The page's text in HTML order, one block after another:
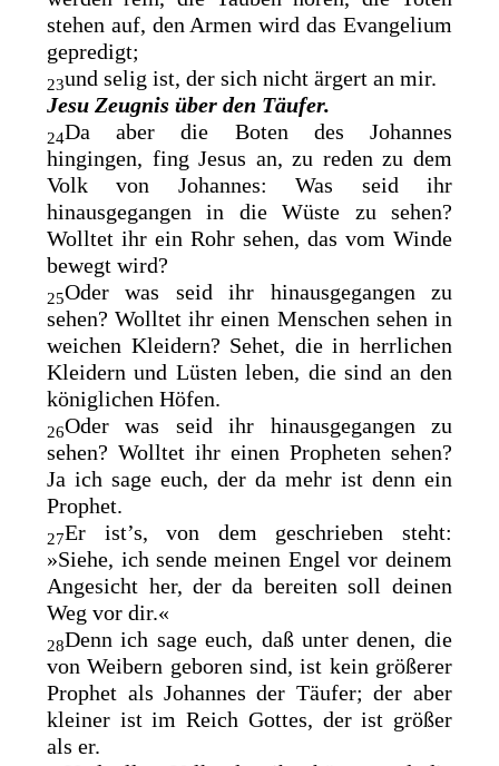
stehen auf, den Armen wird das Evangelium
gepredigt;
23und selig ist, der sich nicht ärgert an mir.
Jesu Zeugnis über den Täufer.
24Da aber die Boten des Johannes
hingingen, fing Jesus an, zu reden zu dem
Volk von Johannes: Was seid ihr
hinausgegangen in die Wüste zu sehen?
Wolltet ihr ein Rohr sehen, das vom Winde
bewegt wird?
25Oder was seid ihr hinausgegangen zu
sehen? Wolltet ihr einen Menschen sehen in
weichen Kleidern? Sehet, die in herrlichen
Kleidern und Lüsten leben, die sind an den
königlichen Höfen.
26Oder was seid ihr hinausgegangen zu
sehen? Wolltet ihr einen Propheten sehen?
Ja ich sage euch, der da mehr ist denn ein
Prophet.
27Er ist’s, von dem geschrieben steht:
»Siehe, ich sende meinen Engel vor deinem
Angesicht her, der da bereiten soll deinen
Weg vor dir.«
28Denn ich sage euch, daß unter denen, die
von Weibern geboren sind, ist kein größerer
Prophet als Johannes der Täufer; der aber
kleiner ist im Reich Gottes, der ist größer
als er.